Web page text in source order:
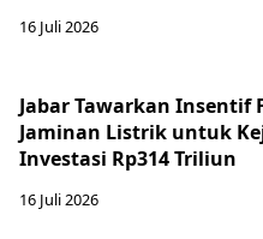
16 Juli 2026
Jabar Tawarkan Insentif
Jaminan Listrik untuk
Investasi Rp314 Triliun
16 Juli 2026